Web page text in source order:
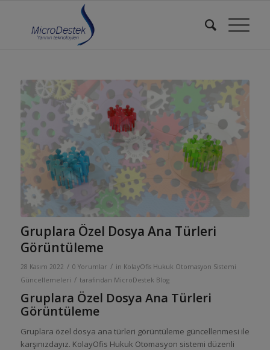
Gruplara Özel Dosya Ana Türleri
Görüntüleme
28 Kasım 2022 / 0 Yorumlar / in KolayOfis Hukuk Otomasyon Sistemi
Güncellemeleri / tarafından MicroDestek Blog
Gruplara Özel Dosya Ana Türleri
Görüntüleme
Gruplara özel dosya ana türleri görüntüleme güncellenmesi ile
karşınızdayız. KolayOfis Hukuk Otomasyon sistemi düzenli